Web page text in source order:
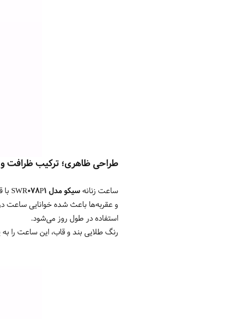
طراحی ظاهری؛ ترکیب ظرافت
ساعت زنانهسیکو مدل SWR078P1
و عقربه‌ها باعث شده خوانایی
استفاده در طول روز می‌شود.
رنگ طلایی بند و قاب، این ساعت را